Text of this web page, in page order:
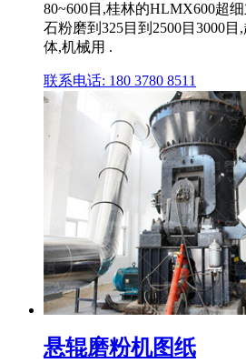
80~600目,桂林的HLMX600超
石粉磨到325目到2500目3000
体,机械用 .
联系电话: 180 3780 8511
悬辊磨粉机图纸